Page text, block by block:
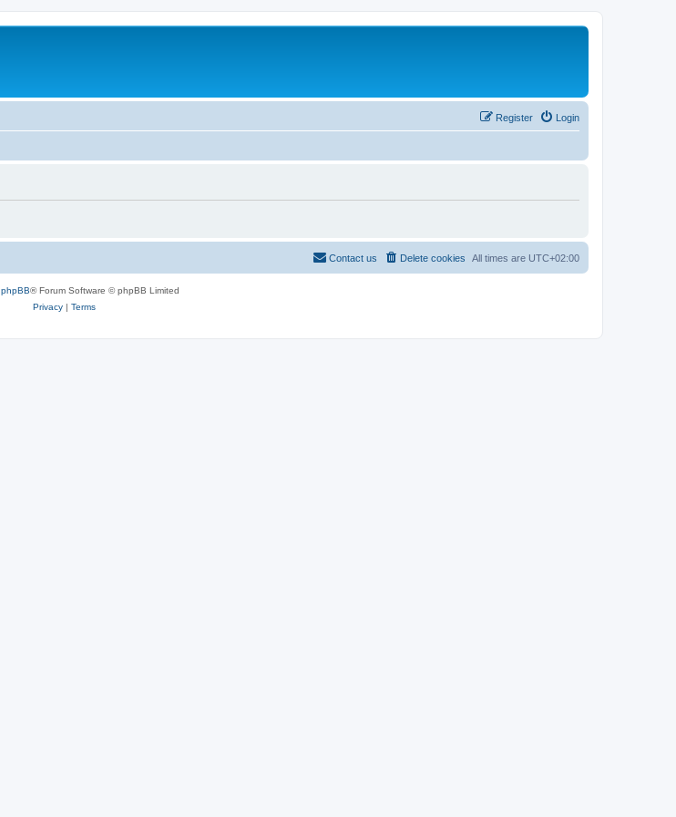
Login
Register
All times are UTC+02:00
Delete cookies
Contact us
phpBB® Forum Software © phpBB Limited
Privacy| Terms